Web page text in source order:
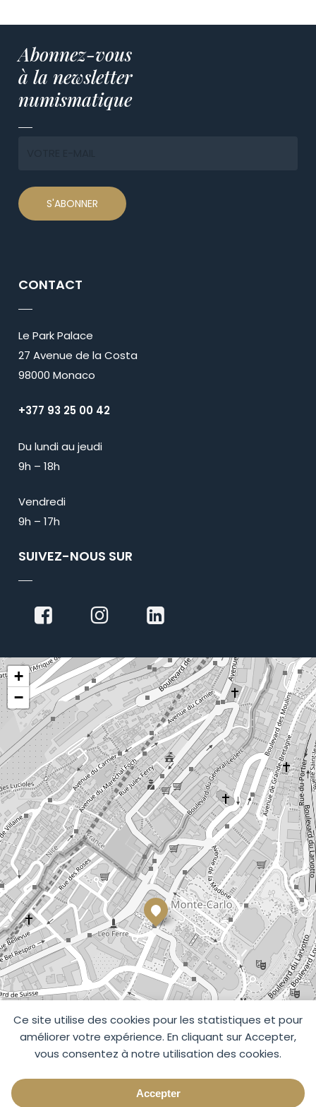
Ce site utilise des cookies pour les statistiques et pour
améliorer votre expérience. En cliquant sur Accepter,
vous consentez à notre utilisation des cookies.
Accepter
Abonnez-vous
à la newsletter
numismatique
CONTACT
Le Park Palace
27 Avenue de la Costa
98000 Monaco
+377 93 25 00 42
Du lundi au jeudi
9h – 18h
Vendredi
9h – 17h
SUIVEZ-NOUS SUR
+
−